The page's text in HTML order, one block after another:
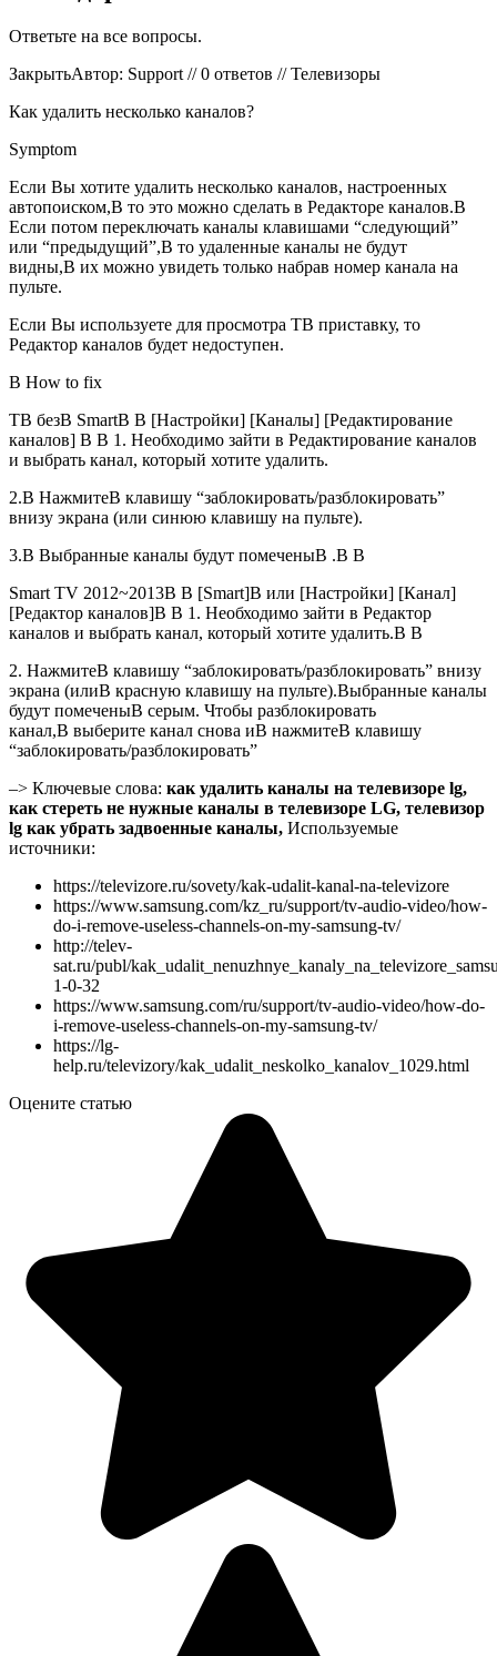
Ответьте на все вопросы.
ЗакрытьАвтор: Support // 0 ответов // Телевизоры
Как удалить несколько каналов?
Symptom
Если Вы хотите удалить несколько каналов, настроенных
автопоиском,В то это можно сделать в Редакторе каналов.В
Если потом переключать каналы клавишами “следующий”
или “предыдущий”,В то удаленные каналы не будут
видны,В их можно увидеть только набрав номер канала на
пульте.
Если Вы используете для просмотра ТВ приставку, то
Редактор каналов будет недоступен.
В How to fix
ТВ безВ SmartВ В [Настройки] [Каналы] [Редактирование
каналов] В В 1. Необходимо зайти в Редактирование каналов
и выбрать канал, который хотите удалить.
2.В НажмитеВ клавишу “заблокировать/разблокировать”
внизу экрана (или синюю клавишу на пульте).
3.В Выбранные каналы будут помеченыВ .В В
Smart TV 2012~2013В В [Smart]В или [Настройки] [Канал]
[Редактор каналов]В В 1. Необходимо зайти в Редактор
каналов и выбрать канал, который хотите удалить.В В
2. НажмитеВ клавишу “заблокировать/разблокировать” внизу
экрана (илиВ красную клавишу на пульте).Выбранные каналы
будут помеченыВ серым. Чтобы разблокировать
канал,В выберите канал снова иВ нажмитеВ клавишу
“заблокировать/разблокировать”
–> Ключевые слова: как удалить каналы на телевизоре lg,
как стереть не нужные каналы в телевизоре LG, телевизор
lg как убрать задвоенные каналы, Используемые
источники:
https://televizore.ru/sovety/kak-udalit-kanal-na-televizore
https://www.samsung.com/kz_ru/support/tv-audio-video/how-
do-i-remove-useless-channels-on-my-samsung-tv/
http://telev-
sat.ru/publ/
1-0-32
https://www.samsung.com/ru/support/tv-audio-video/how-do-
i-remove-useless-channels-on-my-samsung-tv/
https://lg-
help.ru/televizory/kak_udalit_neskolko_kanalov_1029.html
Оцените статью